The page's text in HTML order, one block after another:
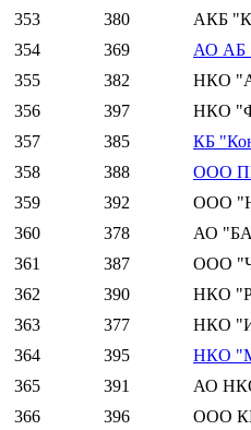
353 380 АКБ
354
369 АО АБ
355
382 НКО
356
397 НКО
357
385 КБ
358
388 ООО
359
392 ООО
360
378 АО
361
387 ООО
362
390 НКО
363
377 НКО
364
395 НКО
365
391 АО
366
396 ООО